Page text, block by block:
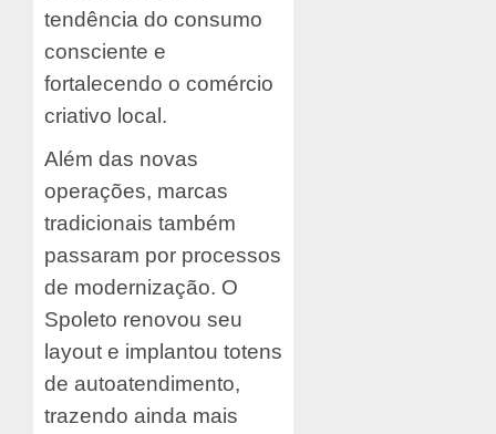
tendência do consumo
consciente e
fortalecendo o comércio
criativo local.
Além das novas
operações, marcas
tradicionais também
passaram por processos
de modernização. O
Spoleto renovou seu
layout e implantou totens
de autoatendimento,
trazendo ainda mais